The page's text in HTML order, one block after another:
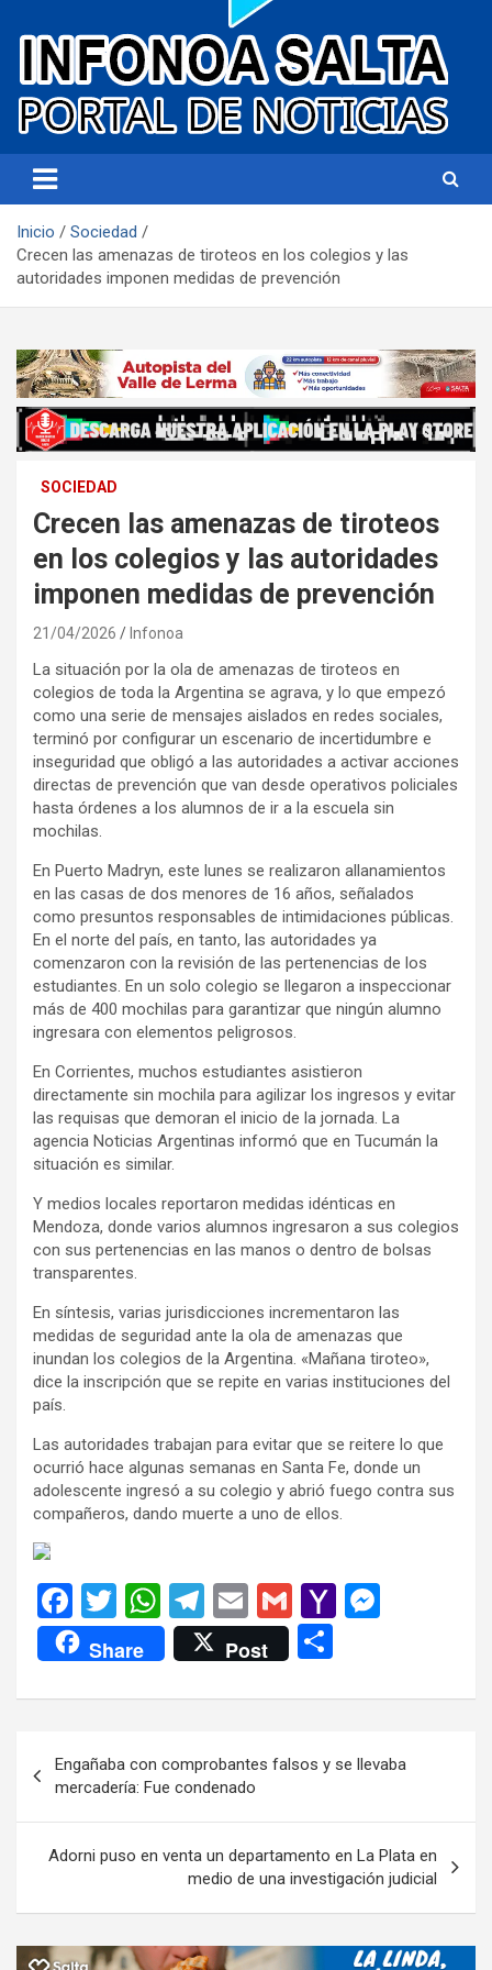
Infonoa Salta
Inicio
Sociedad
Crecen las amenazas de tiroteos en los colegios y las
autoridades imponen medidas de prevención
SOCIEDAD
Crecen las amenazas de tiroteos
en los colegios y las autoridades
imponen medidas de prevención
21/04/2026 Infonoa
La situación por la ola de amenazas de tiroteos en
colegios de toda la Argentina se agrava, y lo que empezó
como una serie de mensajes aislados en redes sociales,
terminó por configurar un escenario de incertidumbre e
inseguridad que obligó a las autoridades a activar acciones
directas de prevención que van desde operativos policiales
hasta órdenes a los alumnos de ir a la escuela sin
mochilas.
En Puerto Madryn, este lunes se realizaron allanamientos
en las casas de dos menores de 16 años, señalados
como presuntos responsables de intimidaciones públicas.
En el norte del país, en tanto, las autoridades ya
comenzaron con la revisión de las pertenencias de los
estudiantes. En un solo colegio se llegaron a inspeccionar
más de 400 mochilas para garantizar que ningún alumno
ingresara con elementos peligrosos.
En Corrientes, muchos estudiantes asistieron
directamente sin mochila para agilizar los ingresos y evitar
las requisas que demoran el inicio de la jornada. La
agencia Noticias Argentinas informó que en Tucumán la
situación es similar.
Y medios locales reportaron medidas idénticas en
Mendoza, donde varios alumnos ingresaron a sus colegios
con sus pertenencias en las manos o dentro de bolsas
transparentes.
En síntesis, varias jurisdicciones incrementaron las
medidas de seguridad ante la ola de amenazas que
inundan los colegios de la Argentina. «Mañana tiroteo»,
dice la inscripción que se repite en varias instituciones del
país.
Las autoridades trabajan para evitar que se reitere lo que
ocurrió hace algunas semanas en Santa Fe, donde un
adolescente ingresó a su colegio y abrió fuego contra sus
compañeros, dando muerte a uno de ellos.
F
a
ce
b
o
k
T
wi
tt
er
W
h
at
s
p
p
T
el
e
gr
m
E
m
ail
G
m
ail
Y
o
M
ail
n
er
Share Post
m
ar
tir
de
entradas
Engañaba con comprobantes falsos y se llevaba
mercadería: Fue condenado
Adorni puso en venta un departamento en La Plata en
medio de una investigación judicial